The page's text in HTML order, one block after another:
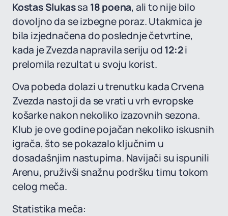
Kostas Slukassa 18 poena, ali to nije bilo
dovoljno da se izbegne poraz. Utakmica je
bila izjednačena do poslednje četvrtine,
kada je Zvezda napravila seriju od12:2i
prelomila rezultat u svoju korist.
Ova pobeda dolazi u trenutku kada Crvena
Zvezda nastoji da se vrati u vrh evropske
košarke nakon nekoliko izazovnih sezona.
Klub je ove godine pojačan nekoliko iskusnih
igrača, što se pokazalo ključnim u
dosadašnjim nastupima. Navijači su ispunili
Arenu, pruživši snažnu podršku timu tokom
celog meča.
Statistika meča: